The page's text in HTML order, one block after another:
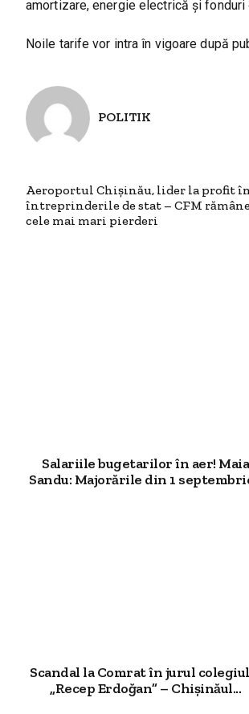
amortizare, energie electrică și
Noile tarife vor intra în vigoare după
POLITIK
Aeroportul Chișinău, lider la profit
întreprinderile de stat – CFM
cele mai mari pierderi
Salariile bugetarilor în aer! Maia
Sandu: Majorările din 1
Scandal la Comrat în jurul
„Recep Erdoğan” – Chișinăul...